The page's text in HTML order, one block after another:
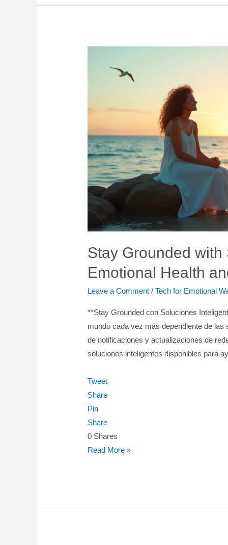
Stay Grounded
Emotional Health
Leave a Comment /Tech for Emotional
**Stay Grounded con Soluciones
mundo cada vez más dependiente de
de notificaciones y actualizaciones de
soluciones inteligentes disponibles para
Tweet
Share
Pin
Share
0 Shares
Stay
Read More »